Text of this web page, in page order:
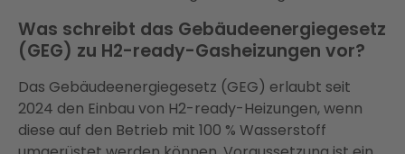
Was schreibt das Gebäudeenergiegesetz
(GEG) zu H2-ready-Gasheizungen vor?
Das Gebäudeenergiegesetz (GEG) erlaubt seit
2024 den Einbau von H2-ready-Heizungen, wenn
diese auf den Betrieb mit 100 % Wasserstoff